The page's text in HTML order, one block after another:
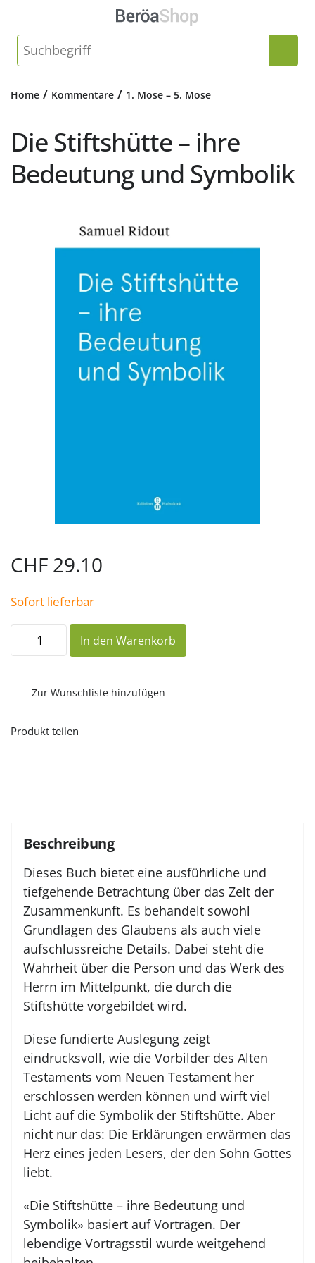
Home / Kommentare / 1. Mose – 5. Mose
Die Stiftshütte – ihre
Bedeutung und Symbolik
CHF 29.10
Sofort lieferbar
Die
Stiftshütte
–
und
In den Warenkorb
Zur Wunschliste hinzufügen
Produkt teilen
Beschreibung
Dieses Buch bietet eine ausführliche und
tiefgehende Betrachtung über das Zelt der
Zusammenkunft. Es behandelt sowohl
Grundlagen des Glaubens als auch viele
aufschlussreiche Details. Dabei steht die
Wahrheit über die Person und das Werk des
Herrn im Mittelpunkt, die durch die
Stiftshütte vorgebildet wird.
Diese fundierte Auslegung zeigt
eindrucksvoll, wie die Vorbilder des Alten
Testaments vom Neuen Testament her
erschlossen werden können und wirft viel
Licht auf die Symbolik der Stiftshütte. Aber
nicht nur das: Die Erklärungen erwärmen das
Herz eines jeden Lesers, der den Sohn Gottes
liebt.
«Die Stiftshütte – ihre Bedeutung und
Symbolik» basiert auf Vorträgen. Der
lebendige Vortragsstil wurde weitgehend